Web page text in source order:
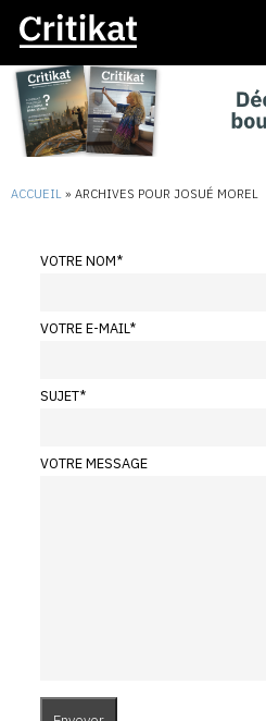
ACCUEIL » ARCHIVES POUR JOSUÉ MOREL
VOTRE NOM*
VOTRE E-MAIL*
SUJET*
VOTRE MESSAGE